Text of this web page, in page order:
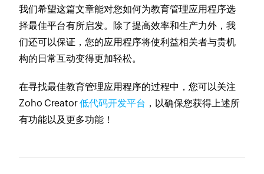
我们希望这篇文章能对您如何为教育管理应用程序选
择最佳平台有所启发。除了提高效率和生产力外，我
们还可以保证，您的应用程序将使利益相关者与贵机
构的日常互动变得更加轻松。
在寻找最佳教育管理应用程序的过程中，您可以关注
Zoho Creator低代码开发平台 ，以确保您获得上述所
有功能以及更多功能！